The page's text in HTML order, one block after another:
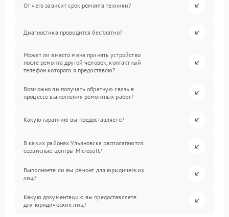
От чего зависит срок ремонта техники?
Диагностика проводится бесплатно?
Может ли вместо меня принять устройство
после ремонта другой человек, контактный
телефон которого я предоставлю?
Возможно ли получать обратную связь в
процессе выполнения ремонтных работ?
Какую гарантию вы предоставляете?
В каких районах Ульяновска располагаются
сервисные центры Microsoft?
Выполняете ли вы ремонт для юридических
лиц?
Какую документацию вы предоставляете
для юридических лиц?